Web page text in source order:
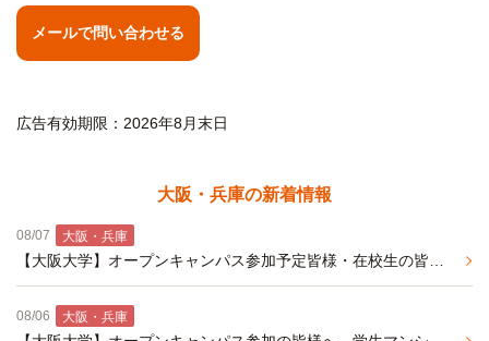
メールで問い合わせる
広告有効期限：2026年8月末日
大阪・兵庫の新着情報
08/07 大阪・兵庫
08/06 大阪・兵庫